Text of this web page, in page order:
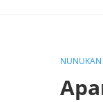
NUNUKAN